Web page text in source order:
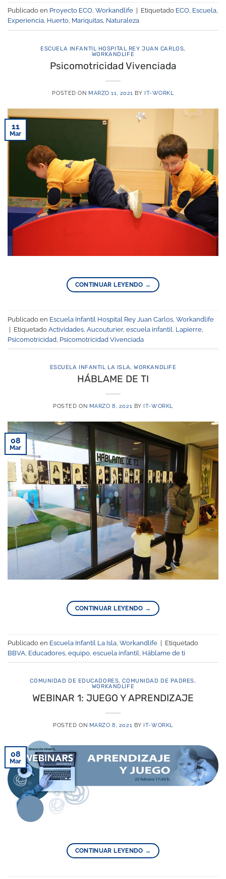
Publicado en Proyecto ECO, Workandlife Etiquetado ECO, Escuela,
Experiencia, Huerto, Mariquitas, Naturaleza
ESCUELA INFANTIL HOSPITAL REY JUAN CARLOS,
WORKANDLIFE
Psicomotricidad Vivenciada
POSTED ON MARZO 11, 2021 BY IT-WORKL
11
Mar
CONTINUAR LEYENDO →
Publicado en Escuela Infantil Hospital Rey Juan Carlos Workandlife
Etiquetado Actividades Aucouturier, escuela infantil Lapierre
Psicomotricidad Psicomotricidad Vivenciada
ESCUELA INFANTIL LA ISLA,WORKANDLIFE
HÁBLAME DE TI
POSTED ON MARZO 8, 2021 BY IT-WORKL
08
Mar
CONTINUAR LEYENDO →
Publicado en Escuela Infantil La Isla Workandlife
Etiquetado
BBVA Educadores equipo escuela infantil Háblame de ti
COMUNIDAD DE EDUCADORES,COMUNIDAD DE PADRES,
WORKANDLIFE
WEBINAR 1: JUEGO Y APRENDIZAJE
POSTED ON MARZO 8, 2021 BY IT-WORKL
08
Mar
CONTINUAR LEYENDO →